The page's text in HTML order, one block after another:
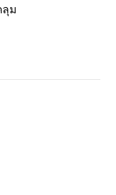
ม